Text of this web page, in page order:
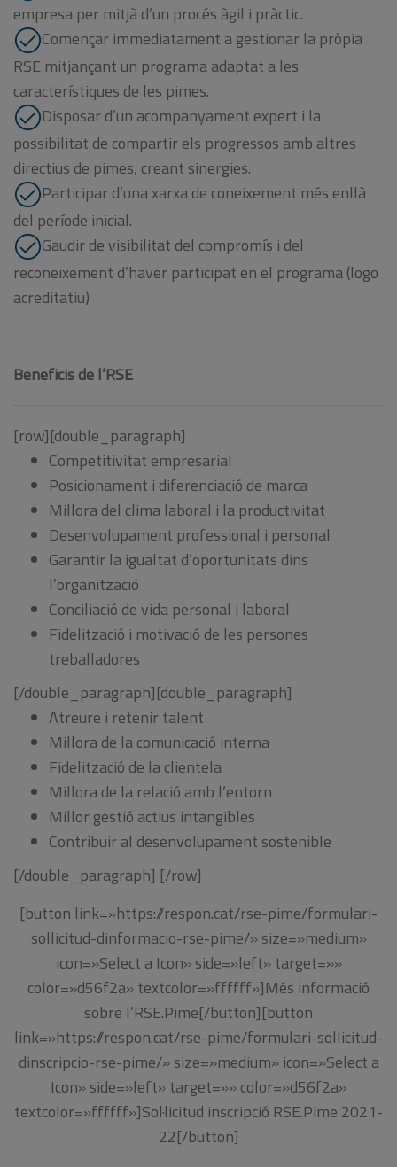
empresa per mitjà d’un procés àgil i pràctic.
Començar immediatament a gestionar la pròpia
RSE mitjançant un programa adaptat a les
característiques de les pimes.
Disposar d’un acompanyament expert i la
possibilitat de compartir els progressos amb altres
directius de pimes, creant sinergies.
Participar d’una xarxa de coneixement més enllà
del període inicial.
Gaudir de visibilitat del compromís i del
reconeixement d’haver participat en el programa (logo
acreditatiu)
Beneficis de l’RSE
[row][double_paragraph]
Competitivitat empresarial
Posicionament i diferenciació de marca
Millora del clima laboral i la productivitat
Desenvolupament professional i personal
Garantir la igualtat d’oportunitats dins
l’organització
Conciliació de vida personal i laboral
Fidelització i motivació de les persones
treballadores
[/double_paragraph][double_paragraph]
Atreure i retenir talent
Millora de la comunicació interna
Fidelització de la clientela
Millora de la relació amb l’entorn
Millor gestió actius intangibles
Contribuir al desenvolupament sostenible
[/double_paragraph] [/row]
[button link=»https://respon.cat/rse-pime/formulari-
sollicitud-dinformacio-rse-pime/» size=»medium»
icon=»Select a Icon» side=»left» target=»»
color=»d56f2a» textcolor=»ffffff»]Més informació
sobre l’RSE.Pime[/button][button
link=»https://respon.cat/rse-pime/formulari-sollicitud-
dinscripcio-rse-pime/» size=»medium» icon=»Select a
Icon» side=»left» target=»» color=»d56f2a»
textcolor=»ffffff»]Sol·licitud inscripció RSE.Pime 2021-
22[/button]